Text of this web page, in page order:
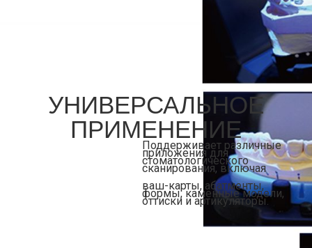
УНИВЕРСАЛЬНОЕ
ПРИМЕНЕНИЕ
Поддерживает различные
приложения для
стоматологического
сканирования, включая
ваш-карты, абатменты,
формы, каменные модели,
оттиски и артикуляторы.